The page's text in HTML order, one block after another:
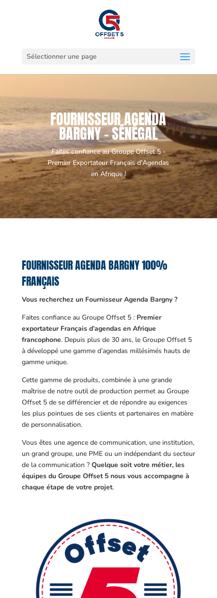
Sélectionner une page
FOURNISSEUR AGENDA
BARGNY - SÉNÉGAL
Faites confiance au Groupe Offset 5 -
Premier Exportateur Français d'Agendas
en Afrique !
FOURNISSEUR AGENDA BARGNY 100%
FRANÇAIS
Vous recherchez un Fournisseur Agenda Bargny ?
Faites confiance au Groupe Offset 5 : Premier
exportateur Français d’agendas en Afrique
francophone. Depuis plus de 30 ans, le Groupe Offset 5
à développé une gamme d’agendas millésimés hauts de
gamme unique.
Cette gamme de produits, combinée à une grande
maîtrise de notre outil de production permet au Groupe
Offset 5 de se différencier et de répondre au exigences
les plus pointues de ses clients et partenaires en matière
de personnalisation.
Vous êtes une agence de communication, une institution,
un grand groupe, une PME ou un indépendant du secteur
de la communication ? Quelque soit votre métier, les
équipes du Groupe Offset 5 nous vous accompagne à
chaque étape de votre projet.